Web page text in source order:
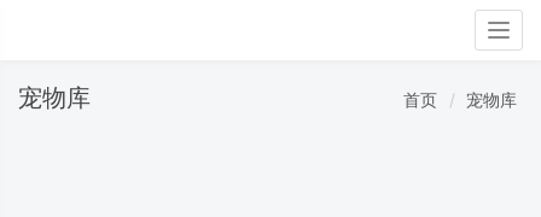
宠物库 首页 宠物库